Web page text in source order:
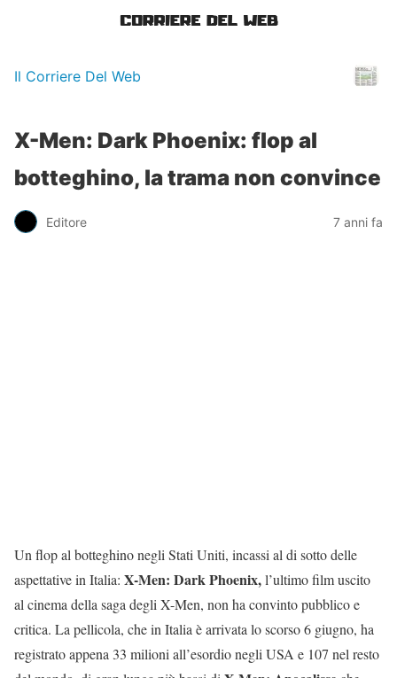
Il Corriere Del Web
X-Men: Dark Phoenix: flop al
botteghino, la trama non convince
Editore 7 anni fa
Un flop al botteghino negli Stati Uniti, incassi al di sotto delle
aspettative in Italia: X-Men: Dark Phoenix,l’ultimo film uscito
al cinema della saga degli X-Men, non ha convinto pubblico e
critica. La pellicola, che in Italia è arrivata lo scorso 6 giugno, ha
registrato appena 33 milioni all’esordio negli USA e 107 nel resto